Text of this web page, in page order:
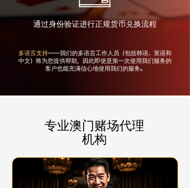
通过身份验证进行正规货币兑换流程
多语言支持——我们的多语言工作人员（包括韩语、英语和
中文）将为您提供帮助，因此即使是第一次使用我们服务的
客户也能充满信心地使用我们的服务。
专业澳门赌场代理
机构